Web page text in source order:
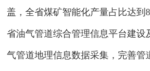
盖，全省煤矿智能化产量占比达到
省油气管道综合管理信息平台建设
气管道地理信息数据采集，完善管